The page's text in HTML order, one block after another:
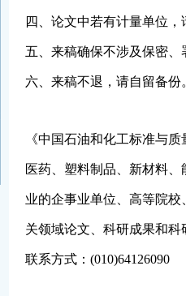
四、论文中若有计量单位
五、来稿确保不涉及保密
六、来稿不退，请自留备
《中国石油和化工标准与质
医药、塑料制品、新材料
业的企事业单位、高等院
关领域论文、科研成果和
联系方式：(010)64126090